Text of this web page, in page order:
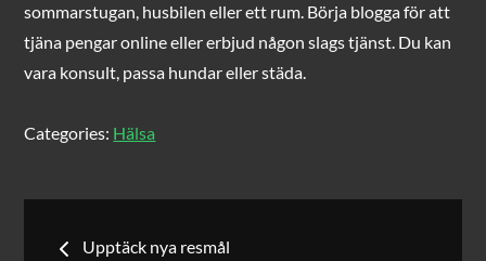
sommarstugan, husbilen eller ett rum. Börja blogga för att
tjäna pengar online eller erbjud någon slags tjänst. Du kan
vara konsult, passa hundar eller städa.
Categories: Hälsa
Inläggsnavigering
Upptäck nya resmål